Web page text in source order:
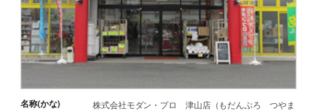
名称(かな)
株式会社モダン・プロ 津山店（もだんぷろ つやま